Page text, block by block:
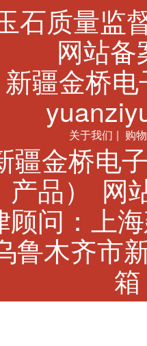
石质量监
网站
疆金桥
关于我们 | 购
疆金桥电
产品） 网
顾问：上
鲁木齐市